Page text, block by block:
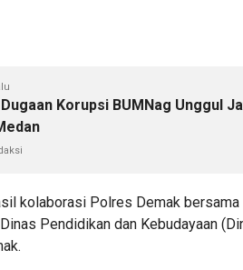
Korupsi BUMNag Unggul
kolaborasi Polres Demak
Pendidikan dan Kebudayaan